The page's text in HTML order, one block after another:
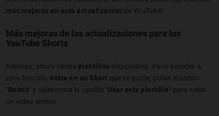
más mejoras en esta actualización de YouTube!
Más mejoras de las actualizaciones para los
YouTube Shorts
Además, ahora tienes plantillas disponibles. Para acceder a
esta función, entra en un Short que te guste, pulsa el botón
" Remix" y selecciona la opción "Usar esta plantilla" para crear
un vídeo similar.